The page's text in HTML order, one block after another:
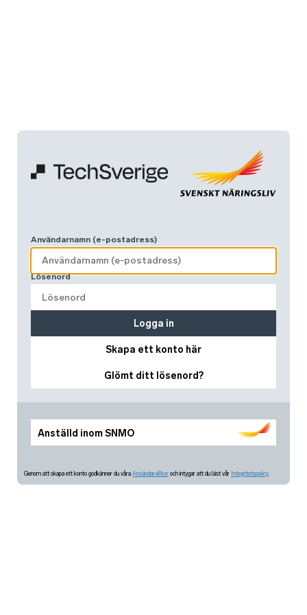
Anställd inom SNMO
Användarnamn (e-postadress)
Lösenord
Skapa ett konto här
Glömt ditt lösenord?
Logga in
Genom att skapa ett konto godkänner du våra Användarvillkor och intygar att du läst vår Integritetspolicy.